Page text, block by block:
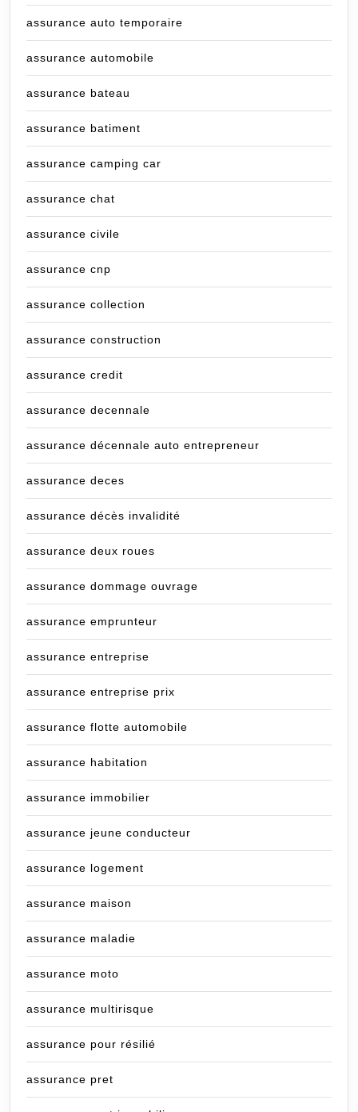
assurance auto temporaire
assurance automobile
assurance bateau
assurance batiment
assurance camping car
assurance chat
assurance civile
assurance cnp
assurance collection
assurance construction
assurance credit
assurance decennale
assurance décennale auto entrepreneur
assurance deces
assurance décès invalidité
assurance deux roues
assurance dommage ouvrage
assurance emprunteur
assurance entreprise
assurance entreprise prix
assurance flotte automobile
assurance habitation
assurance immobilier
assurance jeune conducteur
assurance logement
assurance maison
assurance maladie
assurance moto
assurance multirisque
assurance pour résilié
assurance pret